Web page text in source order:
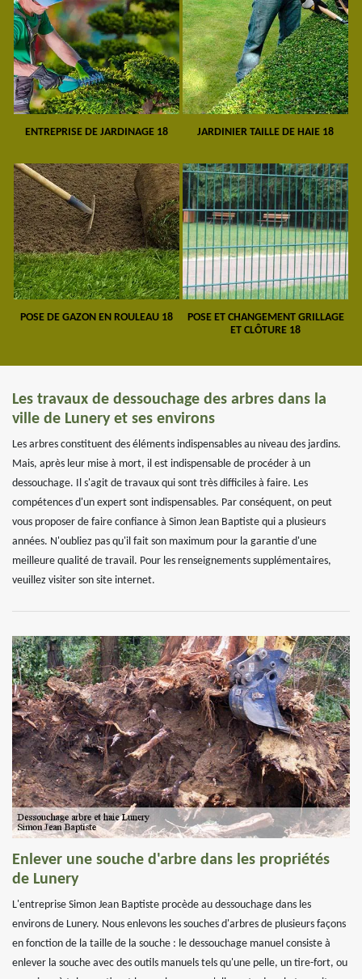
ENTREPRISE DE JARDINAGE 18 JARDINIER TAILLE DE HAIE 18
POSE DE GAZON EN ROULEAU 18
POSE ET CHANGEMENT GRILLAGE
ET CLÔTURE 18
Les travaux de dessouchage des arbres dans la
ville de Lunery et ses environs
Les arbres constituent des éléments indispensables au niveau des jardins.
Mais, après leur mise à mort, il est indispensable de procéder à un
dessouchage. Il s'agit de travaux qui sont très difficiles à faire. Les
compétences d'un expert sont indispensables. Par conséquent, on peut
vous proposer de faire confiance à Simon Jean Baptiste qui a plusieurs
années. N'oubliez pas qu'il fait son maximum pour la garantie d'une
meilleure qualité de travail. Pour les renseignements supplémentaires,
veuillez visiter son site internet.
Enlever une souche d'arbre dans les propriétés
de Lunery
L'entreprise Simon Jean Baptiste procède au dessouchage dans les
environs de Lunery. Nous enlevons les souches d'arbres de plusieurs façons
en fonction de la taille de la souche : le dessouchage manuel consiste à
enlever la souche avec des outils manuels tels qu'une pelle, un tire-fort, ou